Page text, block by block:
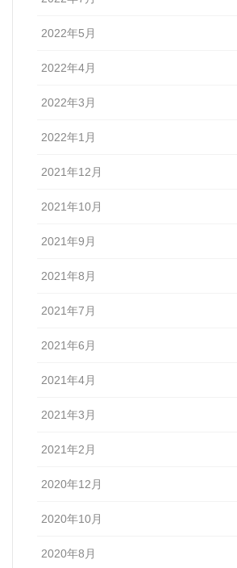
2022年5月
2022年4月
2022年3月
2022年1月
2021年12月
2021年10月
2021年9月
2021年8月
2021年7月
2021年6月
2021年4月
2021年3月
2021年2月
2020年12月
2020年10月
2020年8月